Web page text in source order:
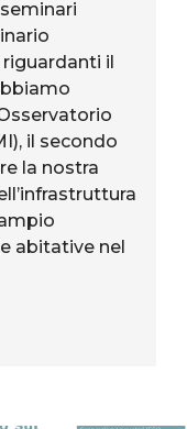
il
il secondo
la nostra
abitative nel